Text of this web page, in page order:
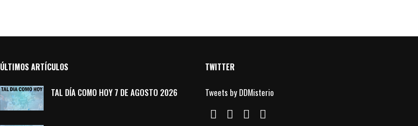
ÚLTIMOS ARTÍCULOS
TAL DÍA COMO HOY 7 DE AGOSTO 2026
TWITTER
Tweets by DDMisterio